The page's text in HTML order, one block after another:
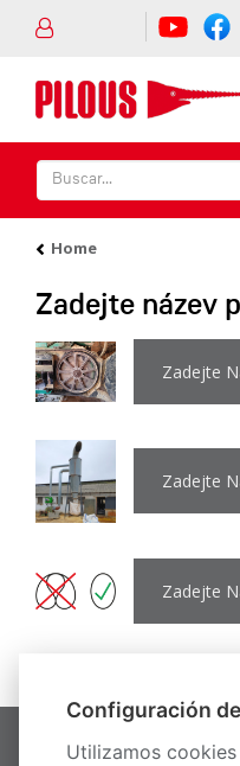
Home
Zadejte název
Zadejte
Zadejte
Zadejte
HOME
Configuración
Utilizamos